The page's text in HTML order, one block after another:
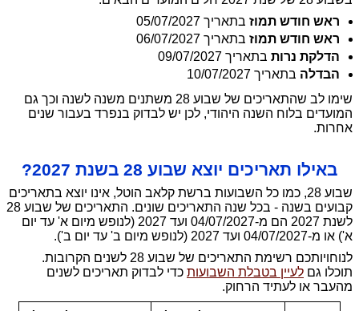
ראש חודש תמוז בתאריך 05/07/2027
ראש חודש תמוז בתאריך 06/07/2027
הדלקת נרות בתאריך 09/07/2027
הבדלה בתאריך 10/07/2027
שימו לב שהתאריכים של שבוע 28 משתנים משנה לשנה וכך גם
המועדים בלוח השנה היהודי, לכן יש לבדוק בנפרד בעבור שנים
אחרות.
באילו תאריכים יוצא שבוע 28 בשנת 2027?
שבוע 28, כמו כל השבועות ברשת קלאב הוטל, אינו יוצא בתאריכים
קבועים בשנה - בכל שנה התאריכים שונים. התאריכים של שבוע 28
לשנת 2027 הם מ-04/07/2027 ועד 2027 (לנופש מיום א' עד יום
א') או מ-04/07/2027 ועד 2027 (לנופש מיום ב' עד יום ב').
לנוחויותכם רשימת התאריכים של שבוע 28 לשנים הקרובות.
תוכלו גם לעיין בטבלת השבועות כדי לבדוק תאריכים לשנים
מהעבר או לעתיד הרחוק.